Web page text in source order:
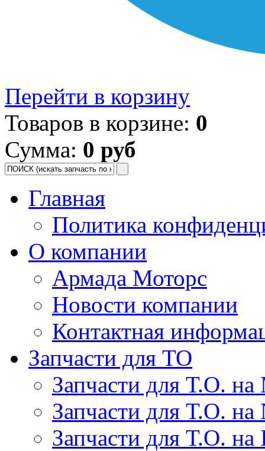
Перейти в корзину
Товаров в корзине: 0
Сумма: 0 руб
Главная
Политика
О компании
Армада Моторс
Новости компании
Контактная
Запчасти для ТО
Запчасти для Т.О. на
Запчасти для Т.О. на
Запчасти для Т.О.